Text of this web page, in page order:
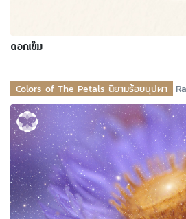
ดอกเข็ม
Colors of The Petals นิยามร้อยบุปผา